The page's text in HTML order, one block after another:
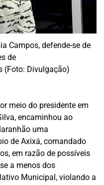
Campos, defende-se de
de
(Foto: Divulgação)
meio do presidente em
encaminhou ao
uma
de Axixá, comandado
em razão de possíveis
a menos dos
Municipal, violando a